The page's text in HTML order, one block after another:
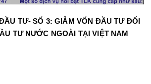
TƯ- SỐ 3: GIẢM VỐN ĐẦU TƯ ĐỐI
TƯ NƯỚC NGOÀI TẠI VIỆT NAM